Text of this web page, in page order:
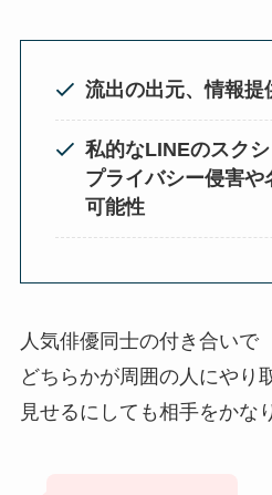
流出の出元、情報提
私的なLINEのスク
プライバシー侵害
可能性
人気俳優同士の付き合いで
どちらかが周囲の人にやり
見せるにしても相手をかな